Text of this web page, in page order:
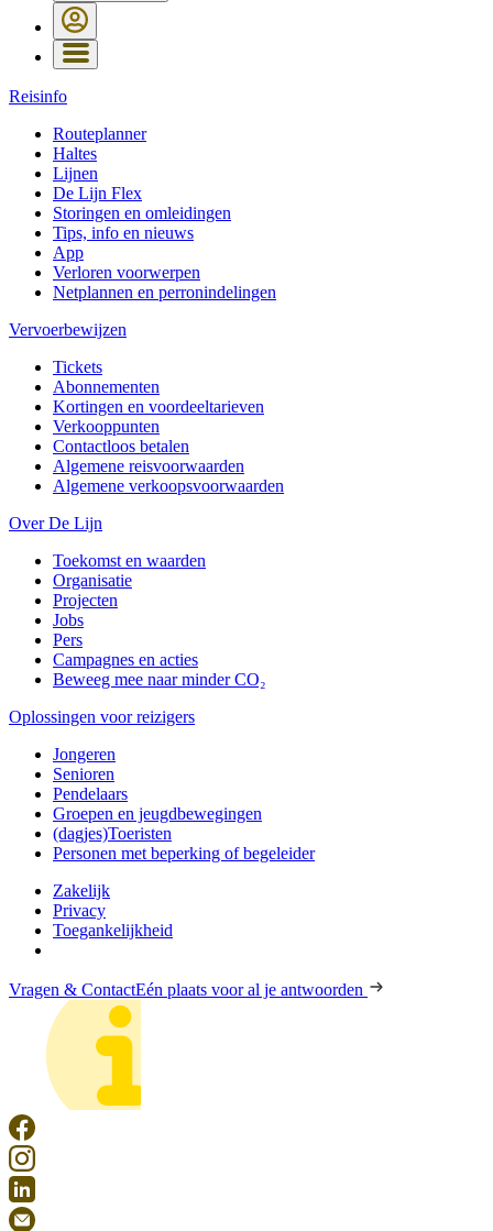
Reisinfo
Routeplanner
Haltes
Lijnen
De Lijn Flex
Storingen en omleidingen
Tips, info en nieuws
App
Verloren voorwerpen
Netplannen en perronindelingen
Vervoerbewijzen
Tickets
Abonnementen
Kortingen en voordeeltarieven
Verkooppunten
Contactloos betalen
Algemene reisvoorwaarden
Algemene verkoopsvoorwaarden
Over De Lijn
Toekomst en waarden
Organisatie
Projecten
Jobs
Pers
Campagnes en acties
Beweeg mee naar minder CO₂
Oplossingen voor reizigers
Jongeren
Senioren
Pendelaars
Groepen en jeugdbewegingen
(dagjes)Toeristen
Personen met beperking of begeleider
Zakelijk
Privacy
Toegankelijkheid
Vragen & ContactEén plaats voor al je antwoorden